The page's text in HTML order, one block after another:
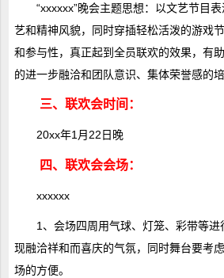
“xxxxxx”晚会主题思想：以文艺节目
艺和精神风貌，同时穿插轻松活泼的游戏
和参与性，真正起到全员联欢的效果，有
的进一步融洽和团队意识、集体荣誉感的培
三、联欢会时间：
20xx年1月22日晚
四、联欢会会场：
xxxxxx
1、会场四周用气球、灯笼、彩带等
现融洽祥和而喜庆的气氛，同时舞台要考
场的方便。